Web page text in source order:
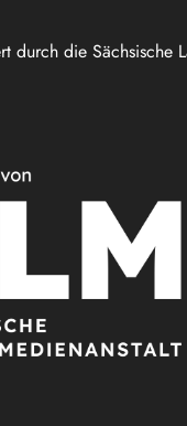
durch die Sächsische